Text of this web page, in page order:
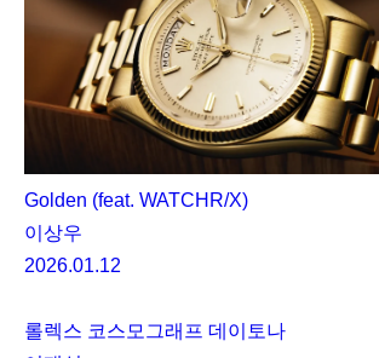
Golden (feat. WATCHR/X)
이상우
2026.01.12
롤렉스 코스모그래프 데이토나